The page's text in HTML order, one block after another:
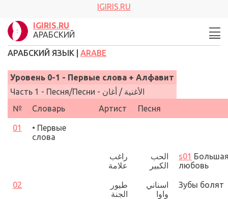
IGIRIS.RU
IGIRIS.RU
АРАБСКИЙ
АРАБСКИЙ ЯЗЫК | ARABE
Уровень 0-1 - Первые слова + Алфавит
Часть 1 - Песня/Песни - الأغنية / أغان‏
№
Словарь Артист Песня
01 • Первые
слова
راغب
علامة
الحب
الكبير
s01
любовь
02
طيور
الجنة
اسناني
واوا
Зубы болят